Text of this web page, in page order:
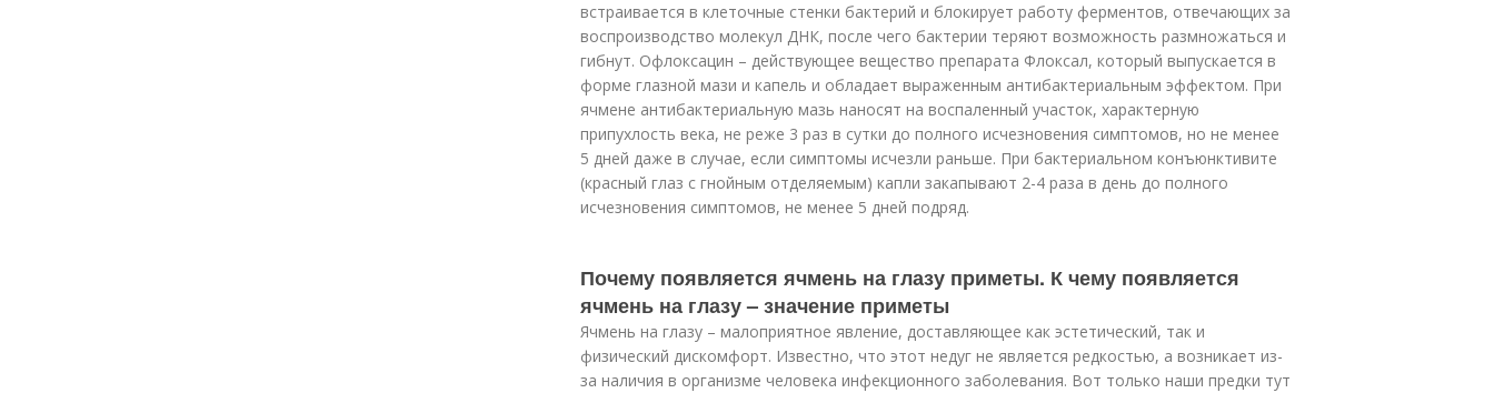
встраивается в клеточные стенки бактерий и блокирует работу ферментов, отвечающих за
воспроизводство молекул ДНК, после чего бактерии теряют возможность размножаться и
гибнут. Офлоксацин – действующее вещество препарата Флоксал, который выпускается в
форме глазной мази и капель и обладает выраженным антибактериальным эффектом. При
ячмене антибактериальную мазь наносят на воспаленный участок, характерную
припухлость века, не реже 3 раз в сутки до полного исчезновения симптомов, но не менее
5 дней даже в случае, если симптомы исчезли раньше. При бактериальном конъюнктивите
(красный глаз с гнойным отделяемым) капли закапывают 2-4 раза в день до полного
исчезновения симптомов, не менее 5 дней подряд.
Почему появляется ячмень на глазу приметы. К чему появляется
ячмень на глазу – значение приметы
Ячмень на глазу – малоприятное явление, доставляющее как эстетический, так и
физический дискомфорт. Известно, что этот недуг не является редкостью, а возникает из-
за наличия в организме человека инфекционного заболевания. Вот только наши предки тут